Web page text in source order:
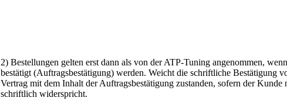
2) Bestellungen gelten erst dann als von der ATP-Tuning angenommen,
bestätigt (Auftragsbestätigung) werden. Weicht die schriftliche Bestätigung
Vertrag mit dem Inhalt der Auftragsbestätigung zustanden, sofern der Kunde
schriftlich widerspricht.